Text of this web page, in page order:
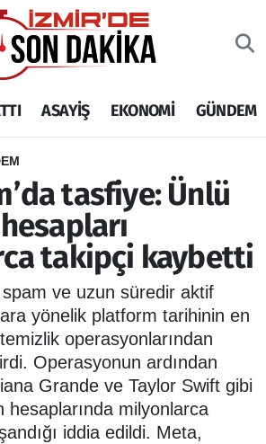
ASAYİŞ EKONOMİ GÜNDEM
tasfiye: Ünlü
takipçi kaybetti
ve uzun süredir aktif
yönelik platform tarihinin en
operasyonlarından
Operasyonun ardından
Grande ve Taylor Swift gibi
hesaplarında milyonlarca
iddia edildi. Meta,
Eczaneler
Haritası
ve Fikstür